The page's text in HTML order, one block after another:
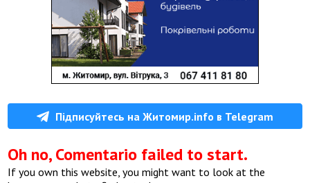
Підписуйтесь на Житомир.info в Telegram
Oh no, Comentario failed to start.
If you own this website, you might want to look at the